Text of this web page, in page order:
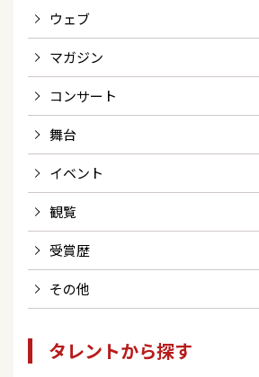
ウェブ
マガジン
コンサート
舞台
イベント
観覧
受賞歴
その他
タレントから探す